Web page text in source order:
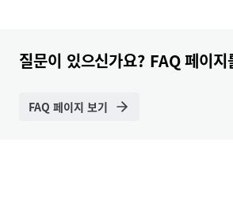
질문이 있으신가요? FAQ 페이
FAQ 페이지 보기